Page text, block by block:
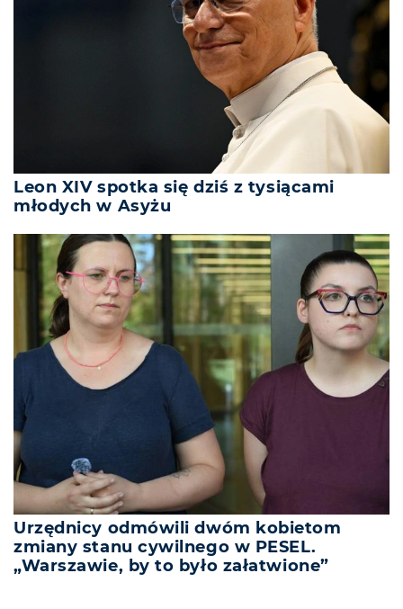
Leon XIV spotka się dziś z tysiącami
młodych w Asyżu
Urzędnicy odmówili dwóm kobietom
zmiany stanu cywilnego w PESEL.
„Warszawie, by to było załatwione”